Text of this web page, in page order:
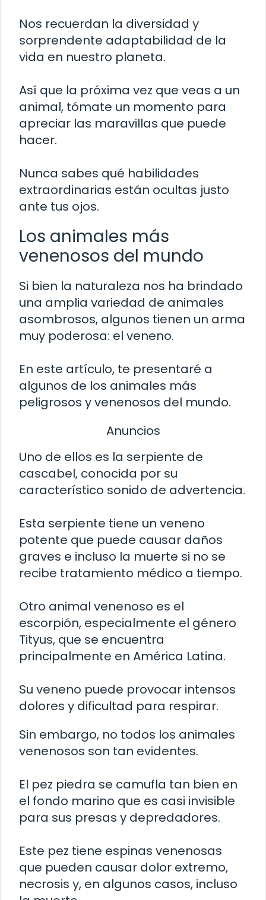
Nos recuerdan la diversidad y
sorprendente adaptabilidad de la
vida en nuestro planeta.
Así que la próxima vez que veas a un
animal, tómate un momento para
apreciar las maravillas que puede
hacer.
Nunca sabes qué habilidades
extraordinarias están ocultas justo
ante tus ojos.
Los animales más
venenosos del mundo
Si bien la naturaleza nos ha brindado
una amplia variedad de animales
asombrosos, algunos tienen un arma
muy poderosa: el veneno.
En este artículo, te presentaré a
algunos de los animales más
peligrosos y venenosos del mundo.
Anuncios
Uno de ellos es la serpiente de
cascabel, conocida por su
característico sonido de advertencia.
Esta serpiente tiene un veneno
potente que puede causar daños
graves e incluso la muerte si no se
recibe tratamiento médico a tiempo.
Otro animal venenoso es el
escorpión, especialmente el género
Tityus, que se encuentra
principalmente en América Latina.
Su veneno puede provocar intensos
dolores y dificultad para respirar.
Sin embargo, no todos los animales
venenosos son tan evidentes.
El pez piedra se camufla tan bien en
el fondo marino que es casi invisible
para sus presas y depredadores.
Este pez tiene espinas venenosas
que pueden causar dolor extremo,
necrosis y, en algunos casos, incluso